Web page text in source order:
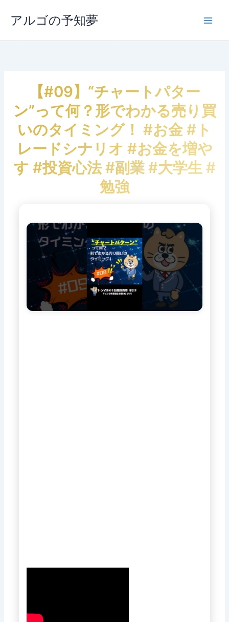
ス
アルゴの予知夢
【#09】“チャートパター
ン”って何？形でわかる売り買
いのタイミング！ #お金 #ト
レードシナリオ #お金を増や
す #投資心法 #副業 #大学生 #
勉強